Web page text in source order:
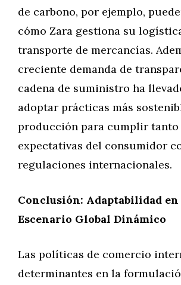
de carbono, por ejemplo,
cómo Zara gestiona su
transporte de mercancías.
creciente demanda de
cadena de suministro ha
adoptar prácticas más
producción para cumplir tanto
expectativas del consumidor
regulaciones internacionales.
Conclusión: Adaptabilidad en
Escenario Global Dinámico
Las políticas de comercio
determinantes en la